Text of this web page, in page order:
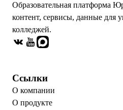
Образовательная платформа
контент, сервисы, данные для
колледжей.
Ссылки
О компании
О продукте